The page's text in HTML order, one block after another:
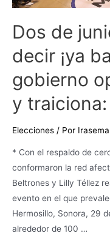
Dos de
decir ¡ya
gobierno
y
Elecciones / Por
* Con el respaldo de
conformaron la red
Beltrones y Lilly Téllez
evento en el que
Hermosillo, Sonora, 29
alrededor de 100 …
a
gobierno
opaco,
que
miente
traiciona:
Beltrones